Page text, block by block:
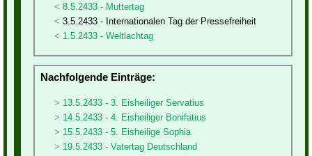
8.5.2433 - Muttertag
3.5.2433 - Internationalen Tag der Pressefreiheit
1.5.2433 - Weltlachtag
Nachfolgende Einträge:
13.5.2433 - 3. Eisheiliger Servatius
14.5.2433 - 4. Eisheiliger Bonifatius
15.5.2433 - 5. Eisheilige Sophia
19.5.2433 - Vatertag Deutschland